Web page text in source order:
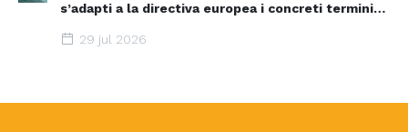
s’adapti a la directiva europea i concreti terminis i
29 jul 2026